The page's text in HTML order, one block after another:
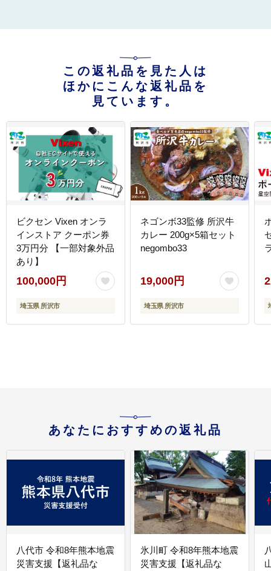
この返礼品を見た人は
ほかにこんな返礼品を
見ています。
ビクセン Vixen オンラ
インストア クーポン券
3万円分 【一部対象外品
あり】
100,000円
埼玉県 所沢市
ネゴンボ33監修 所沢牛
カレー 200g×5箱セット
negombo33
19,000円
埼玉県 所沢市
あなたにおすすめの返礼品
八代市 令和8年熊本地震
災害支援【返礼品な
氷川町 令和8年熊本地震
災害支援【返礼品な